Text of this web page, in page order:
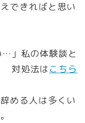
できればと思い
」私の体験談と
対処法はこちら
める人は多くい